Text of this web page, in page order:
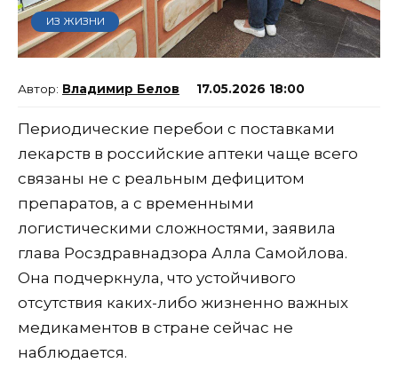
ИЗ ЖИЗНИ
Владимир Белов 17.05.2026 18:00
Периодические перебои с поставками
лекарств в российские аптеки чаще всего
связаны не с реальным дефицитом
препаратов, а с временными
логистическими сложностями, заявила
глава Росздравнадзора Алла Самойлова.
Она подчеркнула, что устойчивого
отсутствия каких-либо жизненно важных
медикаментов в стране сейчас не
наблюдается.